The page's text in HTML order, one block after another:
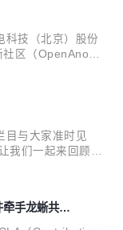
科技（北京）股份
区（OpenAnoli
）。 中电科技于
海、西安、昆
关系国家战略安全
提供以电科昆仑
中电科技以创新
目与大家准时见
我们一起来回顾下
手龙蜥共筑